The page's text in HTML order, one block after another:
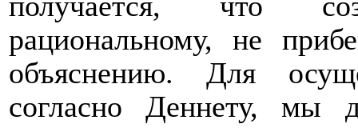
рациональному, не
объяснению. Для
согласно Деннету, мы